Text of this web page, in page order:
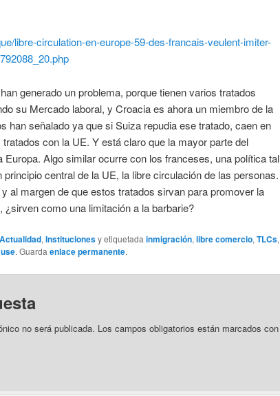
libre-circulation-en-europe-59-des-francais-veulent-imiter-
generado un problema, porque tienen varios tratados
su Mercado laboral, y Croacia es ahora un miembro de la
han señalado ya que si Suiza repudia ese tratado, caen en
con la UE. Y está claro que la mayor parte del
Algo similar ocurre con los franceses, una política tal
central de la UE, la libre circulación de las personas.
al margen de que estos tratados sirvan para promover la
como una limitación a la barbarie?
Actualidad, Institucionesy etiquetada inmigración, libre comercio, TLCs,
. Guarda enlace permanente.
no será publicada. Los campos obligatorios están marcados con